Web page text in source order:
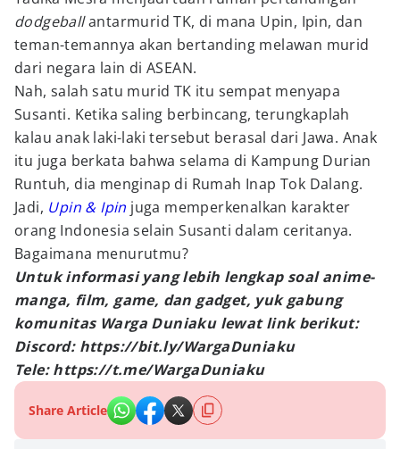
dodgeballantarmurid TK, di mana Upin, Ipin, dan
teman-temannya akan bertanding melawan murid
dari negara lain di ASEAN.
Nah, salah satu murid TK itu sempat menyapa
Susanti. Ketika saling berbincang, terungkaplah
kalau anak laki-laki tersebut berasal dari Jawa. Anak
itu juga berkata bahwa selama di Kampung Durian
Runtuh, dia menginap di Rumah Inap Tok Dalang.
Jadi, Upin & Ipin juga memperkenalkan karakter
orang Indonesia selain Susanti dalam ceritanya.
Bagaimana menurutmu?
Untuk informasi yang lebih lengkap soal anime-
manga, film, game, dan gadget, yuk gabung
komunitas Warga Duniaku lewat link berikut:
Discord: https://bit.ly/WargaDuniaku
Tele: https://t.me/WargaDuniaku
Share Article